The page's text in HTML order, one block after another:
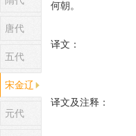
唐代
五代
宋金辽
元代
何朝。
译文：
译文及注释：